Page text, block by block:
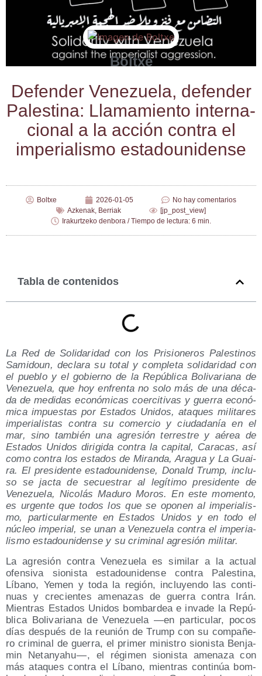
Boltxe
Defen­der Vene­zue­la, defen­der
Pales­ti­na: Lla­ma­mien­to inter­na­
cio­nal a la acción con­tra el
impe­ria­lis­mo estadounidense
Boltxe 2026-01-05
No hay comentarios
Azkenak, Berriak
[jp_post_view]
Irakurtzeko denbora / Tiempo de lectura: 6 min.
Tabla de contenidos
La Red de Soli­da­ri­dad con los Pri­sio­ne­ros Pales­ti­nos
Sami­doun, decla­ra su total y com­ple­ta soli­da­ri­dad con
el pue­blo y el gobierno de la Repú­bli­ca Boli­va­ria­na de
Vene­zue­la, que hoy enfren­ta no solo más de una déca­
da de medi­das eco­nó­mi­cas coer­ci­ti­vas y gue­rra eco­nó­
mi­ca impues­tas por Esta­dos Uni­dos, ata­ques mili­ta­res
impe­ria­lis­tas con­tra su comer­cio y ciu­da­da­nía en el
mar, sino tam­bién una agre­sión terres­tre y aérea de
Esta­dos Uni­dos diri­gi­da con­tra la capi­tal, Cara­cas, así
como con­tra los esta­dos de Miran­da, Ara­gua y La Guai­
ra. El pre­si­den­te esta­dou­ni­den­se, Donald Trump, inclu­
so se jac­ta de secues­trar al legí­ti­mo pre­si­den­te de
Vene­zue­la, Nico­lás Madu­ro Moros. En este momen­to,
es urgen­te que todos los que se opo­nen al impe­ria­lis­
mo, par­ti­cu­lar­men­te en Esta­dos Uni­dos y en todo el
núcleo impe­rial, se unan a Vene­zue­la con­tra el impe­ria­
lis­mo esta­dou­ni­den­se y su cri­mi­nal agre­sión militar.
La agre­sión con­tra Vene­zue­la es simi­lar a la actual
ofen­si­va sio­nis­ta esta­dou­ni­den­se con­tra Pales­ti­na,
Líbano, Yemen y toda la región, inclu­yen­do las con­ti­
nuas y cre­cien­tes ame­na­zas de gue­rra con­tra Irán.
Mien­tras Esta­dos Uni­dos bom­bar­dea e inva­de la Repú­
bli­ca Boli­va­ria­na de Vene­zue­la —en par­ti­cu­lar, pocos
días des­pués de la reu­nión de Trump con su com­pa­ñe­
ro cri­mi­nal de gue­rra, el pri­mer minis­tro sio­nis­ta Ben­ja­
min Netan­yahu — , el régi­men sio­nis­ta ame­na­za con
más ata­ques con­tra el Líbano, mien­tras con­ti­núa bom­